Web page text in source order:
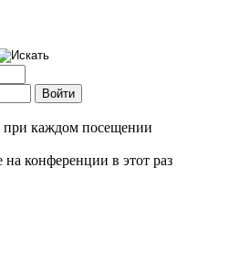
при каждом посещении
конференции в этот раз